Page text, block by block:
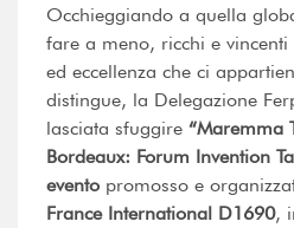
Occhieggiando a quella
fare a meno, ricchi e
ed eccellenza che ci
distingue, la Delegazione
lasciata sfuggire “Maremma
Bordeaux: Forum Invention
evento promosso e
France International D1690,